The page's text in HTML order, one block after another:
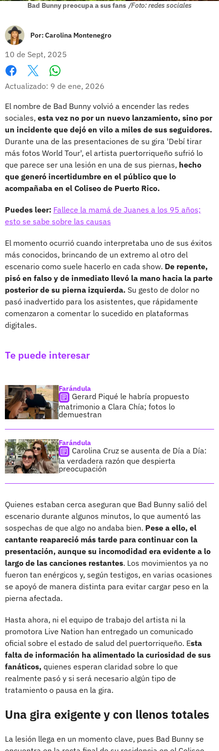
Bad Bunny preocupa a sus fans /Foto: redes sociales
Por:Carolina Montenegro
10 de Sept, 2025
Facebook
X
Actualizado: 9 de ene, 2026
El nombre de Bad Bunny volvió a encender las redes
sociales, esta vez no por un nuevo lanzamiento, sino por
un incidente que dejó en vilo a miles de sus seguidores.
Durante una de las presentaciones de su gira 'Debí tirar
más fotos World Tour', el artista puertorriqueño sufrió lo
que parece ser una lesión en una de sus piernas, hecho
que generó incertidumbre en el público que lo
acompañaba en el Coliseo de Puerto Rico.
Puedes leer: Fallece la mamá de Juanes a los 95 años;
esto se sabe sobre las causas
El momento ocurrió cuando interpretaba uno de sus éxitos
más conocidos, brincando de un extremo al otro del
escenario como suele hacerlo en cada show. De repente,
pisó en falso y de inmediato llevó la mano hacia la parte
posterior de su pierna izquierda. Su gesto de dolor no
pasó inadvertido para los asistentes, que rápidamente
comenzaron a comentar lo sucedido en plataformas
digitales.
Te puede interesar
Farándula
Gerard Piqué le habría propuesto
matrimonio a Clara Chía; fotos lo
demuestran
Farándula
Carolina Cruz se ausenta de Día a Día:
la verdadera razón que despierta
preocupación
Quienes estaban cerca aseguran que Bad Bunny salió del
escenario durante algunos minutos, lo que aumentó las
sospechas de que algo no andaba bien. Pese a ello, el
cantante reapareció más tarde para continuar con la
presentación, aunque su incomodidad era evidente a lo
largo de las canciones restantes. Los movimientos ya no
fueron tan enérgicos y, según testigos, en varias ocasiones
se apoyó de manera distinta para evitar cargar peso en la
pierna afectada.
Hasta ahora, ni el equipo de trabajo del artista ni la
promotora Live Nation han entregado un comunicado
oficial sobre el estado de salud del puertorriqueño. Esta
falta de información ha alimentado la curiosidad de sus
fanáticos, quienes esperan claridad sobre lo que
realmente pasó y si será necesario algún tipo de
tratamiento o pausa en la gira.
Una gira exigente y con llenos totales
La lesión llega en un momento clave, pues Bad Bunny se